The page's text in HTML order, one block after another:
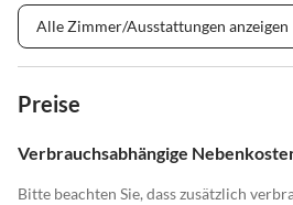
Alle Zimmer/Ausstattungen anzeigen
Preise
Verbrauchsabhängige
Bitte beachten Sie, dass zusätzlich